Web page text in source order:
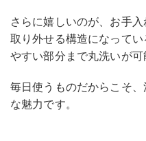
さらに嬉しいのが、お手
取り外せる構造になって
やすい部分まで丸洗いが可
毎日使うものだからこそ
な魅力です。